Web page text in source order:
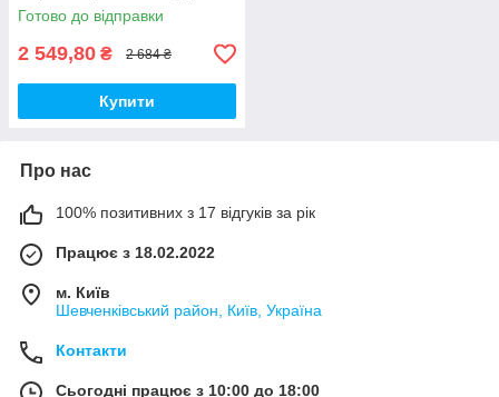
Готово до відправки
2 549,80 ₴ 2 684 ₴
Купити
Про нас
100% позитивних з 17 відгуків за рік
Працює з 18.02.2022
м. Київ
Шевченківський район, Київ, Україна
Контакти
Сьогодні працює з 10:00 до 18:00